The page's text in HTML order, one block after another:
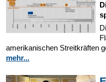
amerikanischen Streitkräften
mehr...